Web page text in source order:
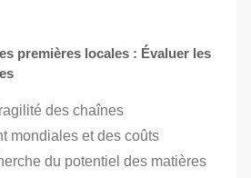
premières locales : Évaluer les
des chaînes
mondiales et des coûts
du potentiel des matières